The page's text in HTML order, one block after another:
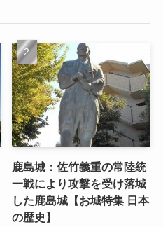
鹿島城：佐竹義重の常陸統
一戦により攻撃を受け落城
した鹿島城【お城特集 日本
の歴史】